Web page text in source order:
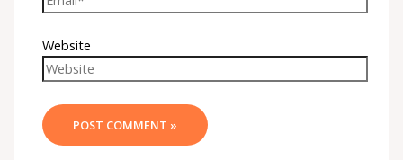
Website